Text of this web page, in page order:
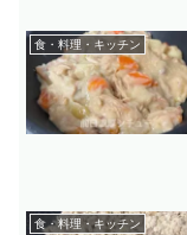
食・料理・キッチン
食・料理・キッチン